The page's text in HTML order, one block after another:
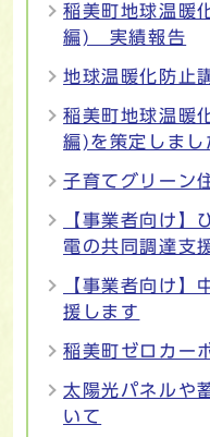
稲美町地球温暖
編) 実績報告
地球温暖化防止
稲美町地球温暖
編)を策定しまし
子育てグリーン
【事業者向け】
電の共同調達支
【事業者向け】
援します
稲美町ゼロカー
太陽光パネルや
いて